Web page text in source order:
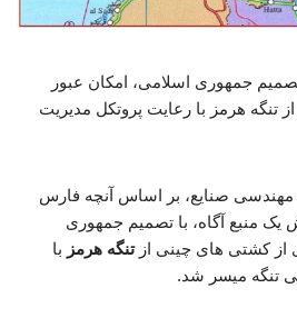
جمهوری اسلامی، امکان عبور
تنگه هرمز با رعایت پروتکل مدیریت
صنایع، بر اساس آنچه فارس
منبع آگاه، با تصمیم جمهوری
از کشتی های چینی ازتنگه هرمز با
تنگه میسر شد.